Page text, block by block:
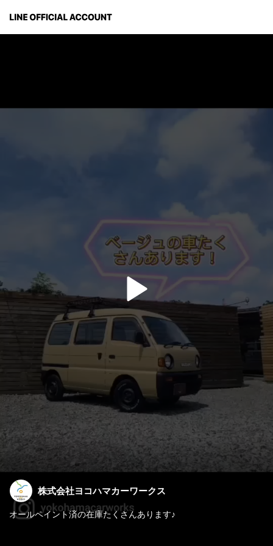
株式会社ヨコハマカーワークス
オールペイント済の在庫たくさんあります♪